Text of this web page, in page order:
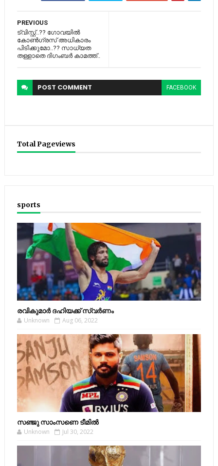
PREVIOUS
ട്വിസ്റ്റ്..?? ഗോവയില്‍
കോണ്‍ഗ്രസ് അധികാരം
പിടിക്കുമോ..?? സാധ്യത
തള്ളാതെ ദിഗംബര്‍ കാമത്ത്..
POST COMMENT FACEBOOK
Total Pageviews
sports
രവികുമാര്‍ ദഹിയക്ക് സ്വര്‍ണം
Unknown Aug 06, 2022
സഞ്ജു സാംസണെ ടീമില്‍
Unknown Jul 30, 2022